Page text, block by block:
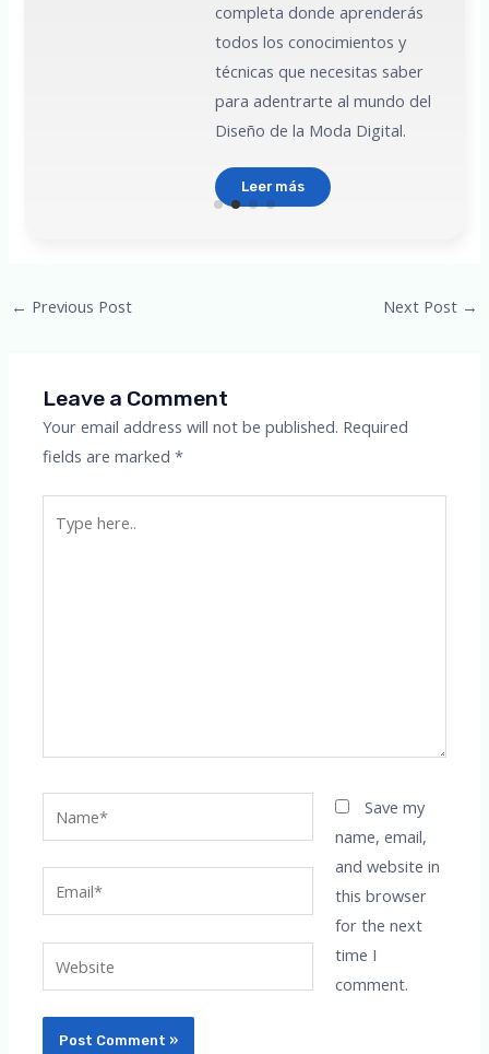
completa donde aprenderás
todos los conocimientos y
técnicas que necesitas saber
para adentrarte al mundo del
Diseño de la Moda Digital.
Leer más
Post
← Previous Post Next Post →
Leave a Comment
Your email address will not be published. Required
fields are marked*
here..
Save my
name, email,
and website in
this browser
for the next
time I
comment.